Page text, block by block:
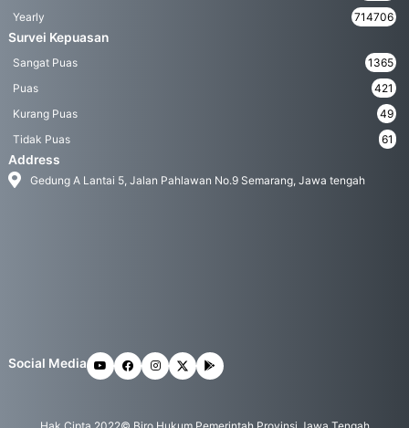
Yearly
714706
Survei Kepuasan
Sangat Puas
1365
Puas
421
Kurang Puas
49
Tidak Puas
61
Address
Gedung A Lantai 5, Jalan Pahlawan No.9 Semarang, Jawa tengah
Social Media